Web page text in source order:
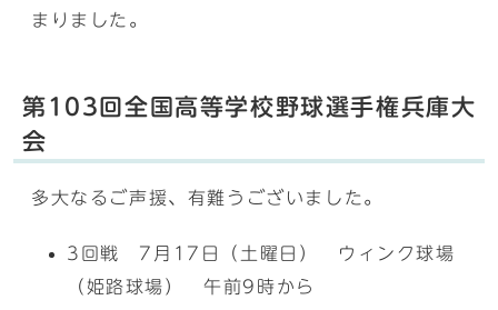
まりました。
第103回全国高等学校野球選手権兵庫大
会
多大なるご声援、有難うございました。
3回戦 7月17日（土曜日） ウィンク球場
（姫路球場） 午前9時から